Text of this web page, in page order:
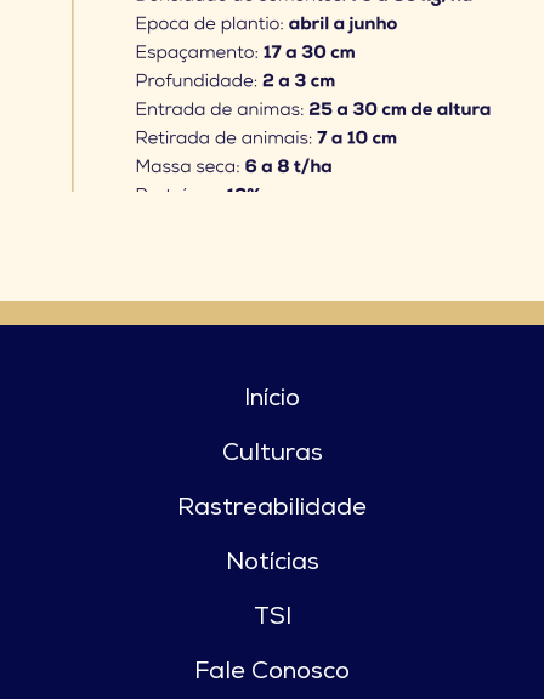
Início
Culturas
Rastreabilidade
Notícias
TSI
Fale Conosco